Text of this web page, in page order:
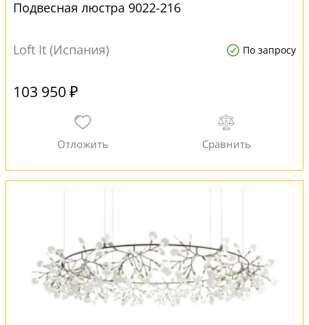
Подвесная люстра 9022-216
Loft It (Испания) По запросу
103 950 ₽